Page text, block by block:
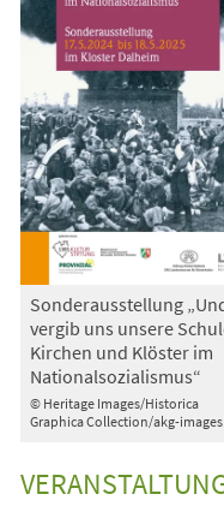
© Heritage Images/Historica
Graphica Collection/akg-images
Sonderausstellung
vergib uns unsere
Kirchen und Klöster im
Nationalsozialismus“